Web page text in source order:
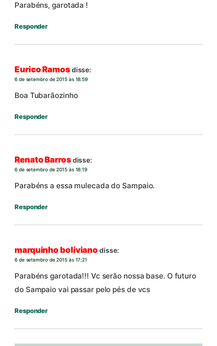
Parabéns, garotada !
Responder
Eurico Ramosdisse:
6 de setembro de 2015 às 18:59
Boa Tubarãozinho
Responder
Renato Barrosdisse:
6 de setembro de 2015 às 18:19
Parabéns a essa mulecada do Sampaio.
Responder
marquinho boliviano disse:
6 de setembro de 2015 às 17:21
Parabéns garotada!!! Vc serão nossa base. O futuro
do Sampaio vai passar pelo pés de vcs
Responder